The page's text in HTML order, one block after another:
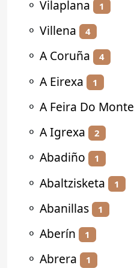
⚬ Vilaplana 1
⚬ Villena 4
⚬ A Coruña 4
⚬ A Eirexa 1
⚬ A Feira Do Monte
⚬ A Igrexa 2
⚬ Abadiño 1
⚬ Abaltzisketa 1
⚬ Abanillas 1
⚬ Aberín 1
⚬ Abrera 1